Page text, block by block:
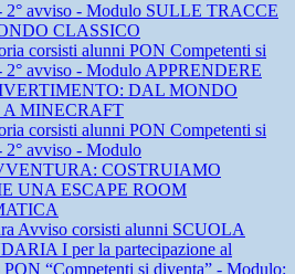
2° avviso - Modulo SULLE TRACCE
CLASSICO
corsisti alunni PON Competenti si
2° avviso - Modulo APPRENDERE
DAL MONDO
MINECRAFT
corsisti alunni PON Competenti si
2° avviso - Modulo
COSTRUIAMO
UNA ESCAPE ROOM
Avviso corsisti alunni SCUOLA
I per la partecipazione al
PON “Competenti si diventa” - Modulo: